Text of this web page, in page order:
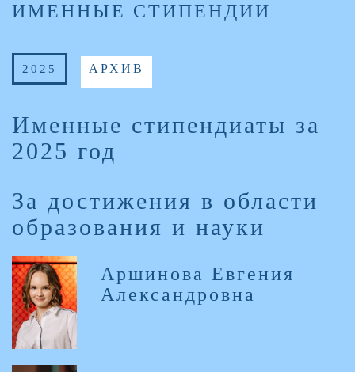
ИМЕННЫЕ СТИПЕНДИИ
2025 АРХИВ
Именные стипендиаты за
2025 год
За достижения в области
образования и науки
Аршинова Евгения
Александровна